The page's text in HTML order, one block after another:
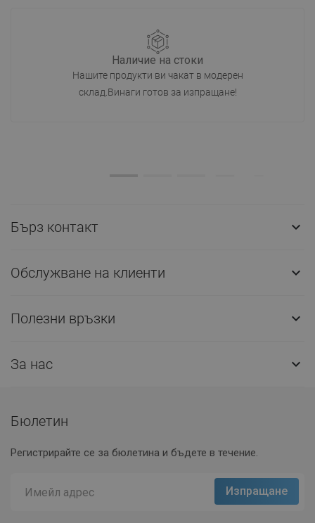
Наличие на стоки
Нашите продукти ви чакат в модерен
склад.Винаги готов за изпращане!
Бърз контакт 
Обслужване на клиенти 
Полезни връзки 
За нас 
Бюлетин
Регистрирайте се за бюлетина и бъдете в течение.